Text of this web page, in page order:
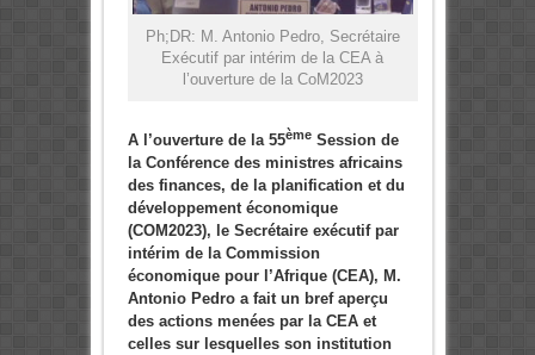
Ph;DR: M. Antonio Pedro, Secrétaire
Exécutif par intérim de la CEA à
l’ouverture de la CoM2023
A l’ouverture de la 55èmeSession de
la Conférence des ministres africains
des finances, de la planification et du
développement économique
(COM2023), le Secrétaire exécutif par
intérim de la Commission
économique pour l’Afrique (CEA), M.
Antonio Pedro a fait un bref aperçu
des actions menées par la CEA et
celles sur lesquelles son institution